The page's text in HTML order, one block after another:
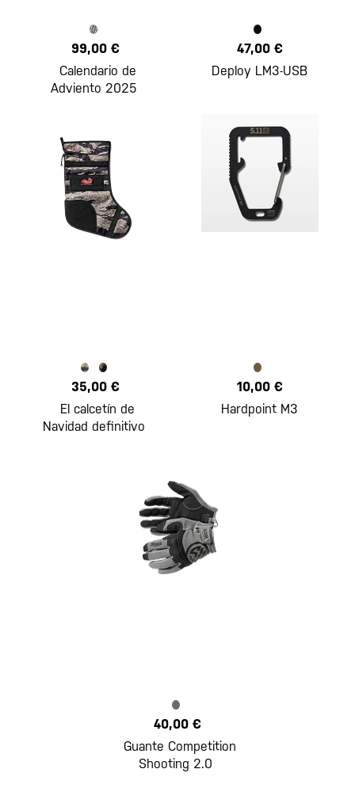
99,00 €
Calendario de
Adviento 2025
47,00 €
Deploy LM3-USB
35,00 €
El calcetín de
Navidad definitivo
10,00 €
Hardpoint M3
40,00 €
Guante Competition
Shooting 2.0